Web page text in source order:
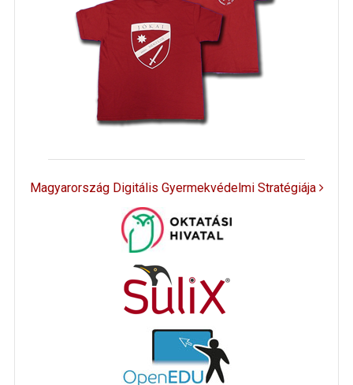
Magyarország Digitális Gyermekvédelmi Stratégiája